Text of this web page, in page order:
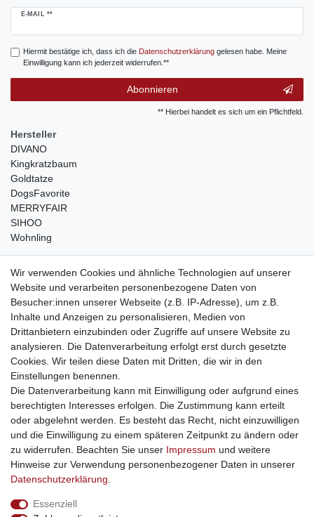
E-MAIL **
Newsletter
Hiermit bestätige ich, dass ich die Daten­schutz­erklärunggelesen habe. Meine
Einwilligung kann ich jederzeit widerrufen.**
Abonnieren
** Hierbei handelt es sich um ein Pflichtfeld.
Hersteller
DIVANO
Kingkratzbaum
Goldtatze
DogsFavorite
MERRYFAIR
SIHOO
Wohnling
weitere Shops
traumlampen- Lampen und Kronleuchter
kinderwagencenter- Exklusive und günstige Kinderwagen
gastrogeraete24- alles für Gastronomie und Imbiss
soziale Medien
Facebook
sicher einkaufen
Sichere Bestellung und Zahlung via SSL Verschlüsselung
Wir verwenden Cookies und ähnliche Technologien auf unserer
Website und verarbeiten personenbezogene Daten von
Besucher:innen unserer Webseite (z.B. IP-Adresse), um z.B.
Inhalte und Anzeigen zu personalisieren, Medien von
Drittanbietern einzubinden oder Zugriffe auf unsere Website zu
analysieren. Die Datenverarbeitung erfolgt erst durch gesetzte
Cookies. Wir teilen diese Daten mit Dritten, die wir in den
Einstellungen benennen.
Die Datenverarbeitung kann mit Einwilligung oder aufgrund eines
berechtigten Interesses erfolgen. Die Zustimmung kann erteilt
oder abgelehnt werden. Es besteht das Recht, nicht einzuwilligen
und die Einwilligung zu einem späteren Zeitpunkt zu ändern oder
zu widerrufen. Beachten Sie unser Impressum und weitere
Hinweise zur Verwendung personenbezogener Daten in unserer
Daten­schutz­erklärung
Essenziell